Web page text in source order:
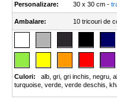
Personalizare: 30 x 30 cm -
Ambalare: 10 tricouri de
Culori: alb gri gri inchis negru
turquoise verde verde deschis